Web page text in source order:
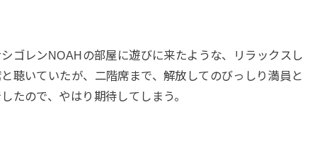
ゴレンNOAHの部屋に遊びに来たような、リラックスし
聴いていたが、二階席まで、解放してのびっしり満員と
たので、やはり期待してしまう。